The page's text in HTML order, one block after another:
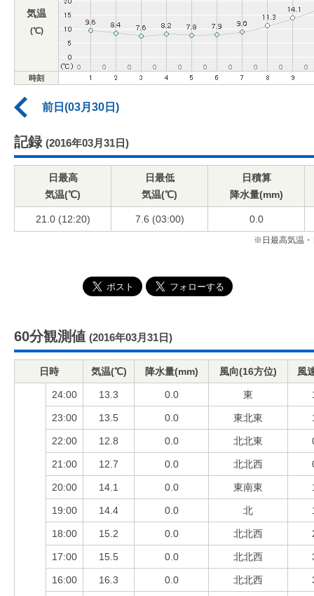
気温
(℃)
時刻
前日(03月30日)
記録 (2016年03月31日)
日最高
気温(℃)
日最低
気温(℃)
日積算
降水量(mm)
21.0 (12:20) 7.6 (03:00) 0.0
※日最高気温・
60分観測値 (2016年03月31日)
日時 気温(℃) 降水量(mm) 風向(16方位) 風
24:00 13.3 0.0 東
23:00 13.5 0.0 東北東
22:00 12.8 0.0 北北東
21:00 12.7 0.0 北北西
20:00 14.1 0.0 東南東
19:00 14.4 0.0 北
18:00 15.2 0.0 北北西
17:00 15.5 0.0 北北西
16:00 16.3 0.0 北北西